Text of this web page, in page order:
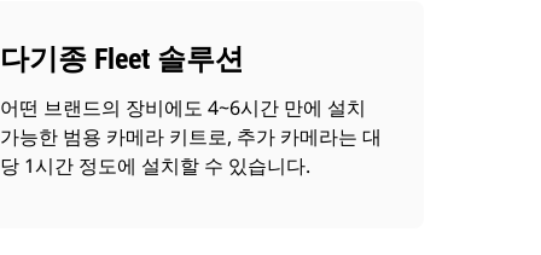
다기종 Fleet 솔루션
어떤 브랜드의 장비에도 4~6시간 만에 설치
가능한 범용 카메라 키트로, 추가 카메라는 대
당 1시간 정도에 설치할 수 있습니다.